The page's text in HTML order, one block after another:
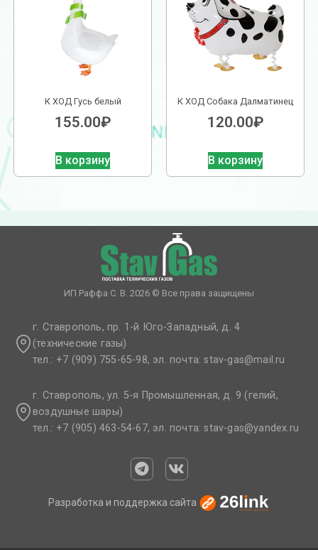
К ХОД Гусь белый
155.00₽
В корзину
К ХОД Собака Далматинец
120.00₽
В корзину
ИП Раффа С. В. 2026 © Все права защищены
г. Ставрополь, пр. 1-й Юго-Западный, д. 4
(технические газы)
тел.: +7 (909) 755-65-98, эл. почта: stav-gas@mail.ru​
г. Ставрополь, ул. 5-я Промышленная, д. 9 (гелий,
воздушные шары)
тел.: +7 (905) 463-54-67, эл. почта: stav-gas@yandex.ru​
Разработка и поддержка сайта